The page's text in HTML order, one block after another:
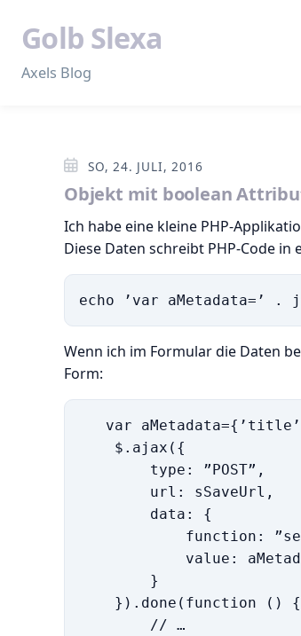
Golb Slexa
Axels Blog
SO, 24. JULI, 2016
Objekt mit boolean
Ich habe eine kleine PHP-
Diese Daten schreibt PHP-Code
Wenn ich im Formular die Daten
Form:
var
$.ajax({
type: ”POST”,
url: sSaveUrl,
data: {
function:
value: aMetadata, //
}
}).done(function () {
// …